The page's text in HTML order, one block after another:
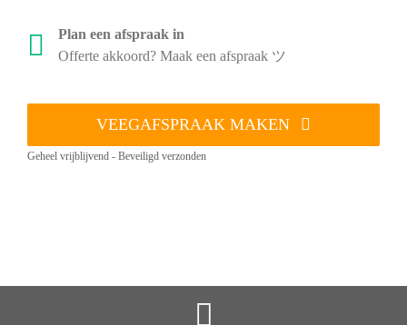
Plan een afspraak in
Offerte akkoord? Maak een afspraak ツ
VEEGAFSPRAAK MAKEN
Geheel vrijblijvend - Beveiligd verzonden